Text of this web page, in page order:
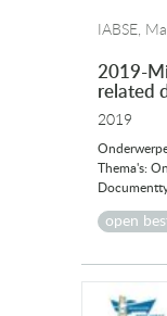
IABSE,
2019-
related
2019
Thema's:
open